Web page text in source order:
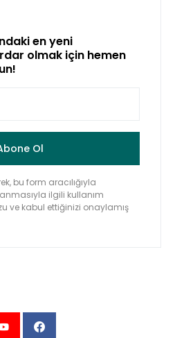
en yeni
olmak için hemen
Ol
bu form aracılığıyla
ilgili kullanım
ve kabul ettiğinizi onaylamış